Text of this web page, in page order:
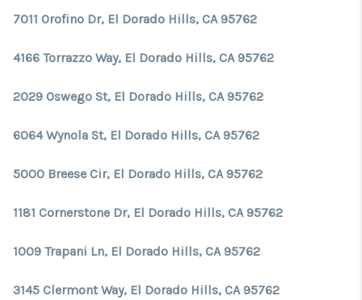
7011 Orofino Dr, El Dorado Hills, CA 95762
4166 Torrazzo Way, El Dorado Hills, CA 95762
2029 Oswego St, El Dorado Hills, CA 95762
6064 Wynola St, El Dorado Hills, CA 95762
5000 Breese Cir, El Dorado Hills, CA 95762
1181 Cornerstone Dr, El Dorado Hills, CA 95762
1009 Trapani Ln, El Dorado Hills, CA 95762
3145 Clermont Way, El Dorado Hills, CA 95762